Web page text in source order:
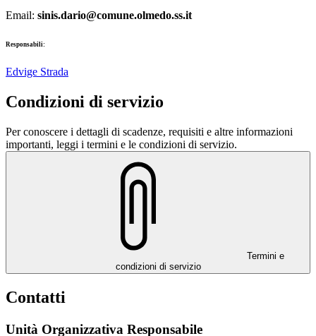
Email: sinis.dario@comune.olmedo.ss.it
Responsabili:
Edvige Strada
Condizioni di servizio
Per conoscere i dettagli di scadenze, requisiti e altre informazioni
importanti, leggi i termini e le condizioni di servizio.
Termini e
condizioni di servizio
Contatti
Unità Organizzativa Responsabile